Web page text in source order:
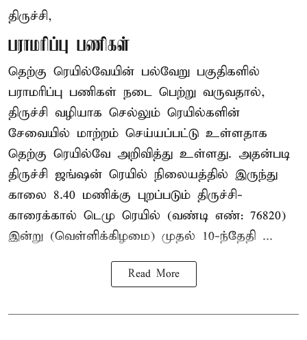
திருச்சி,
பராமரிப்பு பணிகள்
தெற்கு ரெயில்வேயின் பல்வேறு பகுதிகளில்
பராமரிப்பு பணிகள் நடை பெற்று வருவதால்,
திருச்சி வழியாக செல்லும் ரெயில்களின்
சேவையில் மாற்றம் செய்யப்பட்டு உள்ளதாக
தெற்கு ரெயில்வே அறிவித்து உள்ளது. அதன்படி
திருச்சி ஜங்ஷன் ரெயில் நிலையத்தில் இருந்து
காலை 8.40 மணிக்கு புறப்படும் திருச்சி-
காரைக்கால் டெமு ரெயில் (வண்டி எண்: 76820)
இன்று (வெள்ளிக்கிழமை) முதல் 10-ந்தேதி ...
Read More